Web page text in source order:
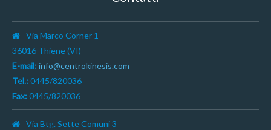
Via Marco Corner 1
36016 Thiene (VI)
E-mail: info@centrokinesis.com
Tel.: 0445/820036
Fax: 0445/820036
Via Btg. Sette Comuni 3